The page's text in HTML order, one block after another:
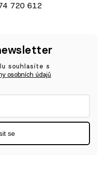
720 612
souhlasíte s
osobních údajů
se